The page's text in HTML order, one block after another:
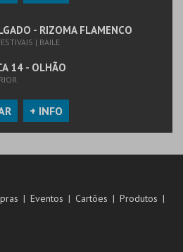
- RIZOMA FLAMENCO
| BAILE
14 - OLHÃO
+ INFO
Eventos Cartões
Produtos